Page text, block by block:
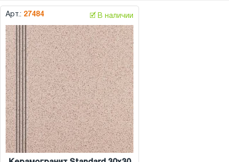
Арт.: 27484 🗹 В наличии